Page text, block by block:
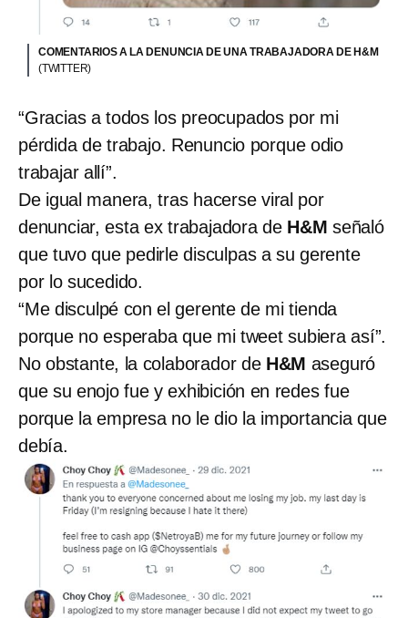
COMENTARIOS A LA DENUNCIA DE UNA TRABAJADORA DE H&M
(TWITTER)
“Gracias a todos los preocupados por mi
pérdida de trabajo. Renuncio porque odio
trabajar allí”.
De igual manera, tras hacerse viral por
denunciar, esta ex trabajadora de H&Mseñaló
que tuvo que pedirle disculpas a su gerente
por lo sucedido.
“Me disculpé con el gerente de mi tienda
porque no esperaba que mi tweet subiera así”.
No obstante, la colaborador de H&M aseguró
que su enojo fue y exhibición en redes fue
porque la empresa no le dio la importancia que
debía.